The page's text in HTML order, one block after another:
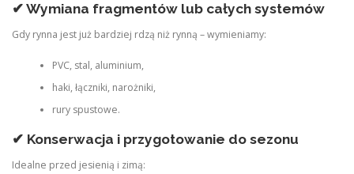
✔ Wymiana fragmentów lub całych systemów
Gdy rynna jest już bardziej rdzą niż rynną – wymieniamy:
PVC, stal, aluminium,
haki, łączniki, narożniki,
rury spustowe.
✔ Konserwacja i przygotowanie do sezonu
Idealne przed jesienią i zimą: